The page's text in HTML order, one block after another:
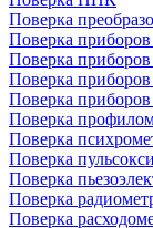
Поверка
Поверка приборов
Поверка приборов
Поверка
Поверка
Поверка
Поверка
Поверка
Поверка
Поверка
Поверка